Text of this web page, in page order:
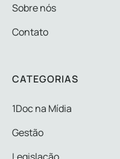
Sobre nós
Contato
CATEGORIAS
1Doc na Mídia
Gestão
Legislação